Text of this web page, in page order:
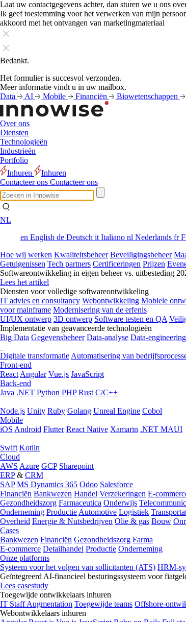
Laat uw contactgegevens achter, dan sturen we u ons
Ik geef toestemming voor het verwerken van mijn
akkoord met het ontvangen van marketingmateriaal
Bedankt.
Het formulier is succesvol verzonden.
Meer informatie vindt u in uw mailbox.
Data
AI Mobile Financiën Biowetenschappen
Over ons
Diensten
Technologieën
Industrieën
Portfolio
Inhuren
Inhuren
Contacteer ons Contacteer ons
NL
en English de Deutsch it Italiano nl Nederlands fr
Hoe wij werken Kwaliteitsbeheer Beveiligingsbeheer
Getuigenissen Tech partners Certificeringen Prijzen
Softwareontwikkeling in eigen beheer vs. uitbesteding
Lees het artikel
Diensten voor volledige softwareontwikkeling
IT advies en consultancy Webontwikkeling Mobiele
voor mainframe Modernisering van de erfenis
UI/UX ontwerp 3D ontwerp Software testen en QA
Implementatie van geavanceerde technologieën
Big Data Gegevensbeheer Data-analyse Data-engineering
Digitale transformatie Automatisering van
Front-end
React Angular Vue.js JavaScript
Back-end
Java .NET Python PHP Rust C/C++
Node.js Unity Ruby Golang Unreal Engine Cobol
Mobile
iOS Android Flutter React Native Xamarin .NET MAUI
Swift Kotlin
Cloud
AWS Azure GCP Sharepoint
ERP& CRM
SAP MS Dynamics 365 Odoo Salesforce
Financiën Bankwezen Handel Verzekeringen E-
Gezondheidszorg Farmaceutica Onderwijs
Onderneming Productie Automotive Logistiek
Overheid Energie & Nutsbedrijven Olie & gas Bouw
Cases
Bankwezen Financiën Gezondheidszorg Farma
E-commerce Detailhandel Productie Onderneming
Onze platforms
Systeem voor het volgen van sollicitanten (ATS) HRM-
Geïntegreerd AI-financieel besturingssysteem voor
Lees casestudy
Toegewijde ontwikkelaars inhuren
IT Staff Augmentation Toegewijde teams Offshore-
Webontwikkelaars inhuren